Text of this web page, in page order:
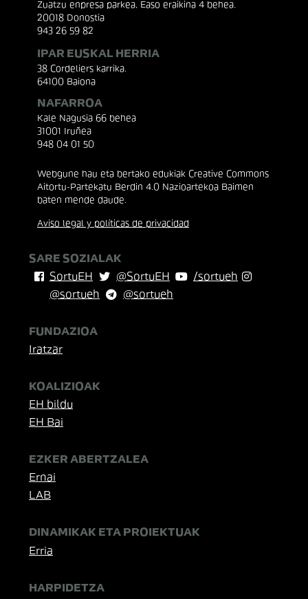
Zuatzu enpresa parkea, Easo eraikina 4 behea.
20018 Donostia
943 26 59 82
IPAR EUSKAL HERRIA
38 Cordeliers karrika.
64100 Baiona
NAFARROA
Kale Nagusia 66 behea
31001 Iruñea
948 04 01 50
Webgune hau eta bertako edukiak Creative Commons
Aitortu-Partekatu Berdin 4.0 Nazioartekoa Baimen
baten mende daude.
Aviso legal y políticas de privacidad
SARE SOZIALAK
SortuEH
@SortuEH
/sortueh
@sortueh
@sortueh
FUNDAZIOA
Iratzar
KOALIZIOAK
EH bildu
EH Bai
EZKER ABERTZALEA
Ernai
LAB
DINAMIKAK ETA PROIEKTUAK
Erria
HARPIDETZA